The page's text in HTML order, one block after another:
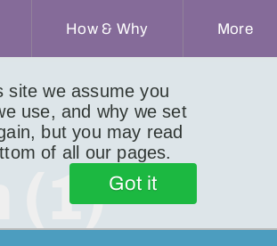
site we assume you
use, and why we set
but you may read
of all our pages.
Got it
How & Why More
(1)